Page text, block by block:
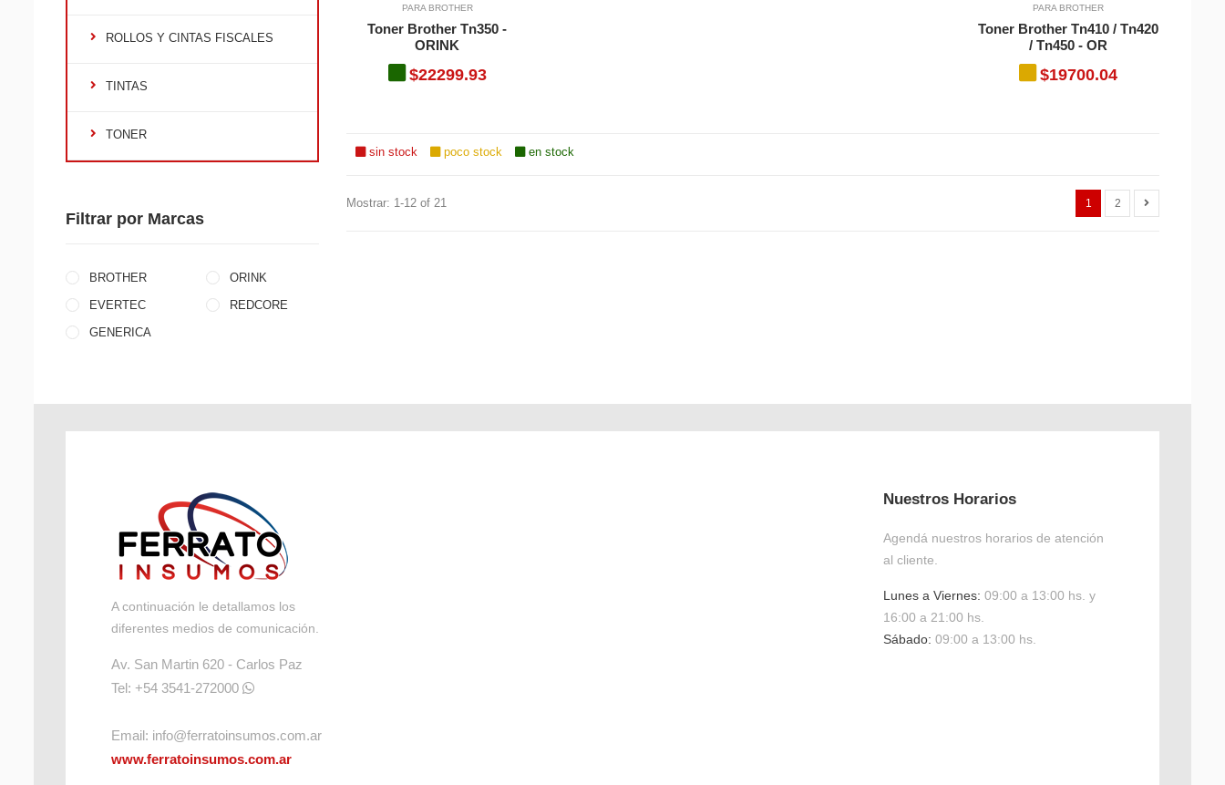
PARA BROTHER
Toner Brother Tn350 -
ORINK
$22299.93
PARA BROTHER
Toner Brother Tn410 / Tn420
/ Tn450 - OR
$19700.04
sin stock poco stock en stock
Mostrar: 1-12 of 21 1 2
ROLLOS Y CINTAS FISCALES
TINTAS
TONER
Filtrar por Marcas
BROTHER
EVERTEC
GENERICA
ORINK
REDCORE
A continuación le detallamos los
diferentes medios de comunicación.
Av. San Martin 620 - Carlos Paz
Tel: +54 3541-272000
Email: info@ferratoinsumos.com.ar
www.ferratoinsumos.com.ar
Nuestros Horarios
Agendá nuestros horarios de atención
al cliente.
Lunes a Viernes: 09:00 a 13:00 hs. y
16:00 a 21:00 hs.
Sábado: 09:00 a 13:00 hs.